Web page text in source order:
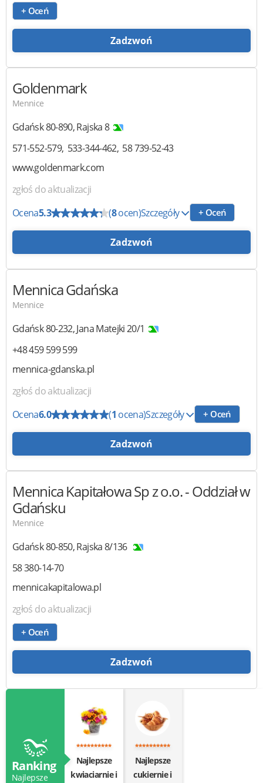
+ Oceń
Zadzwoń
Goldenmark
Mennice
Gdańsk80-890,Rajska 8
571-552-579 533-344-462 58 739-52-43
www.goldenmark.com
zgłoś do aktualizacji
Ocena5.3 (8ocen)Szczegóły + Oceń
Zadzwoń
Mennica Gdańska
Mennice
Gdańsk80-232,Jana Matejki 20/1
+48 459 599 599
mennica-gdanska.pl
zgłoś do aktualizacji
Ocena6.0 (1 ocena)Szczegóły + Oceń
Zadzwoń
Mennica Kapitałowa Sp z o.o.- Oddział w
Gdańsku
Mennice
Gdańsk80-850,Rajska 8/136
58 380-14-70
mennicakapitalowa.pl
zgłoś do aktualizacji
+ Oceń
Zadzwoń
Ranking
Najlepsze
Najlepsze
kwiaciarnie i
Najlepsze
cukiernie i